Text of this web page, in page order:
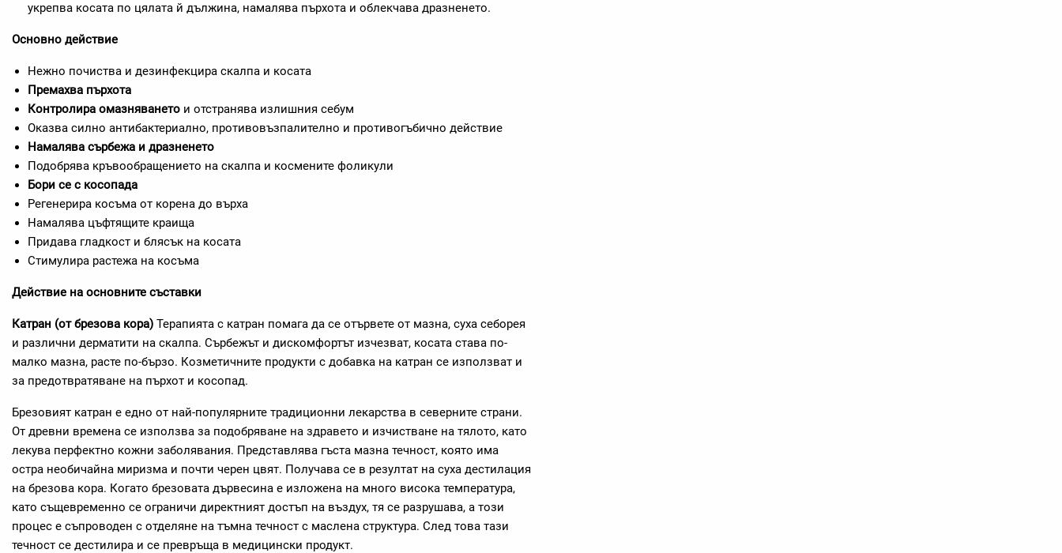
укрепва косата по цялата й дължина, намалява пърхота и облекчава дразненето.
Основно действие
Нежно почиства и дезинфекцира скалпа и косата
Премахва пърхота
Контролира омазняването и отстранява излишния себум
Оказва силно антибактериално, противовъзпалително и противогъбично действие
Намалява сърбежа и дразненето
Подобрява кръвообращението на скалпа и космените фоликули
Бори се с косопада
Регенерира косъма от корена до върха
Намалява цъфтящите краища
Придава гладкост и блясък на косата
Стимулира растежа на косъма
Действие на основните съставки
Катран (от брезова кора) Терапията с катран помага да се отървете от мазна, суха себорея
и различни дерматити на скалпа. Сърбежът и дискомфортът изчезват, косата става по-
малко мазна, расте по-бързо. Козметичните продукти с добавка на катран се използват и
за предотвратяване на пърхот и косопад.
Брезовият катран е едно от най-популярните традиционни лекарства в северните страни.
От древни времена се използва за подобряване на здравето и изчистване на тялото, като
лекува перфектно кожни заболявания. Представлява гъста мазна течност, която има
остра необичайна миризма и почти черен цвят. Получава се в резултат на суха дестилация
на брезова кора. Когато брезовата дървесина е изложена на много висока температура,
като същевременно се ограничи директният достъп на въздух, тя се разрушава, а този
процес е съпроводен с отделяне на тъмна течност с маслена структура. След това тази
течност се дестилира и се превръща в медицински продукт.